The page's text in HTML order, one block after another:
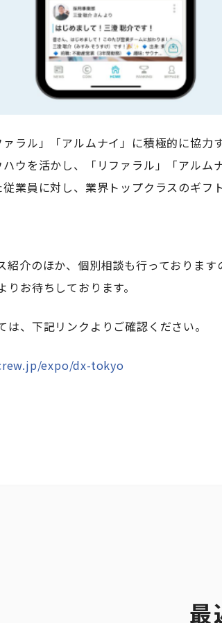
ラル」「アルムナイ」に積極的に協力
ウを活かし、「リファラル」「アル
業員に対し、業界トップクラスのギフ
紹介のほか、個別相談も行っております
お待ちしております。
は、下記リンクよりご確認ください。
expo/dx-tokyo
最